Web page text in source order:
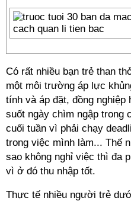
Có rất nhiều bạn trẻ than
một môi trường áp lực
tính và áp đặt, đồng nghiệp
suốt ngày chìm ngập trong
cuối tuần vì phải chạy
trong việc mình làm... Thế
sao không nghỉ việc thì đa
vì ở đó thu nhập tốt.
Thực tế nhiều người trẻ